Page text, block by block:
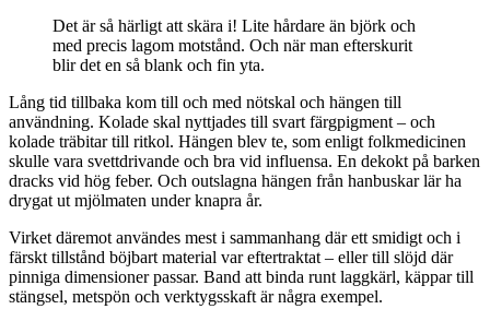
Det är så härligt att skära i! Lite hårdare än björk och
med precis lagom motstånd. Och när man efterskurit
blir det en så blank och fin yta.
Lång tid tillbaka kom till och med nötskal och hängen till
användning. Kolade skal nyttjades till svart färgpigment – och
kolade träbitar till ritkol. Hängen blev te, som enligt folkmedicinen
skulle vara svettdrivande och bra vid influensa. En dekokt på barken
dracks vid hög feber. Och outslagna hängen från hanbuskar lär ha
drygat ut mjölmaten under knapra år.
Virket däremot användes mest i sammanhang där ett smidigt och i
färskt tillstånd böjbart material var eftertraktat – eller till slöjd där
pinniga dimensioner passar. Band att binda runt laggkärl, käppar till
stängsel, metspön och verktygsskaft är några exempel.